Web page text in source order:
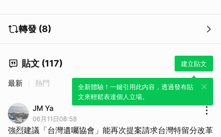
轉發 (8)
貼文 (117) 建立貼文
全新體驗！一鍵引用此內容，透過發布貼
文來輕鬆表達個人立場。
最新 熱門
JM Ya
06月11日08:58
強烈建議「台灣遺囑協會」能再次提案請求台灣特留分改革